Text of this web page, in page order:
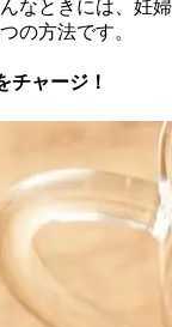
なときには、妊婦
の方法です。
チャージ！